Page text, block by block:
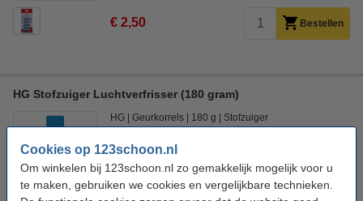
Cookies op 123schoon.nl
Om winkelen bij 123schoon.nl zo gemakkelijk mogelijk voor u
te maken, gebruiken we cookies en vergelijkbare technieken.
€ 2,50 Bestellen
HG Stofzuiger Luchtverfrisser (180 gram)
HG Geurkorrels 180 g Stofzuiger
Bekijk de specificaties en beschrijving
Direct leverbaar
Morgen in huis